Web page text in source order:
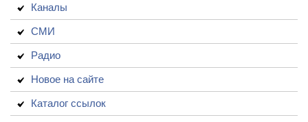
Каналы
СМИ
Радио
Новое на сайте
Каталог ссылок